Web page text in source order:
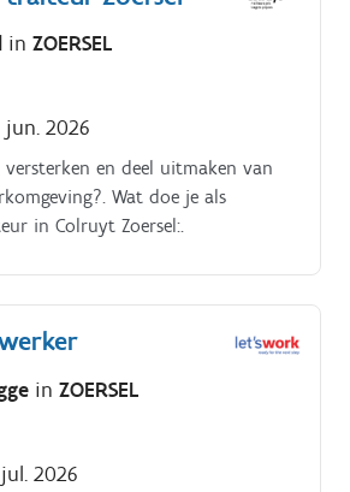
in ZOERSEL
2026
en deel uitmaken van
Wat doe je als
in Colruyt Zoersel:.
in ZOERSEL
2026